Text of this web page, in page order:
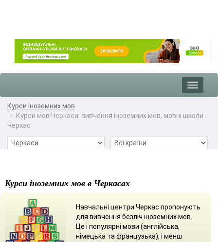
Toggle
Курси іноземних мов
Курси мов Черкаси: вивчення іноземних мов, мовні школи
Черкас
Курси іноземних мов в Черкасах
Навчальні центри Черкас пропонують
для вивчення безліч іноземних мов.
Це і популярні мови (англійська,
німецька та французька), і менш